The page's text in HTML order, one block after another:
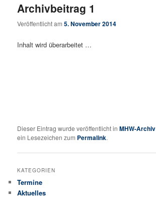
Archivbeitrag 1
Veröffentlicht am5. November 2014
Inhalt wird überarbeitet …
Dieser Eintrag wurde veröffentlicht inMHW-Archiv
ein Lesezeichen zum Permalink.
KATEGORIEN
Termine
Aktuelles